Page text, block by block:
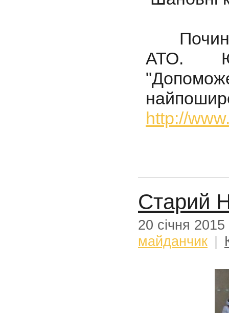
АТО.
http://
Старий
20 січня 2015
майданчик